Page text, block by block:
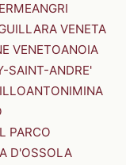
ANGRI
VENETA
VENETOANOIA
SAINT-ANDRE'
ANTONIMINA
PARCO
D'OSSOLA